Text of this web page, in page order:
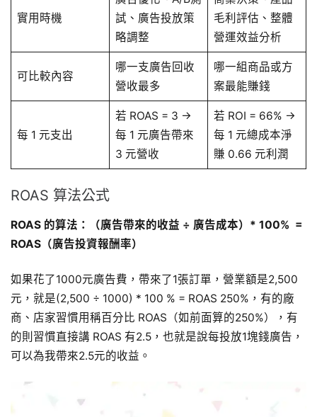
實用時機
試、廣告投放策
略調整
毛利評估、整體
營運效益分析
可比較內容
哪一支廣告回收
營收最多
哪一組商品或方
案最能賺錢
每 1 元支出
若 ROAS = 3 →
每 1 元廣告帶來
3 元營收
若 ROI = 66% →
每 1 元總成本淨
賺 0.66 元利潤
ROAS 算法公式
ROAS 的算法：（廣告帶來的收益 ÷ 廣告成本）* 100% =
ROAS（廣告投資報酬率）
如果花了1000元廣告費，帶來了1張訂單，營業額是2,500
元，就是(2,500 ÷ 1000) * 100 % = ROAS 250%，有的廠
商、店家習慣用稱百分比 ROAS（如前面算的250%），有
的則習慣直接講 ROAS 有2.5，也就是說每投放1塊錢廣告，
可以為我帶來2.5元的收益。